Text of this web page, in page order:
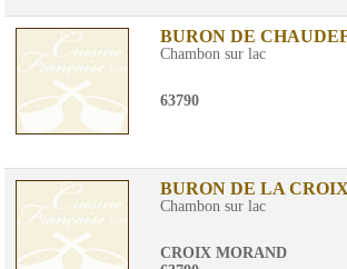
BURON DE
Chambon sur lac
63790
BURON DE LA
Chambon sur lac
CROIX MORAND